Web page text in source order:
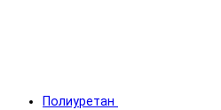
Полиуретан